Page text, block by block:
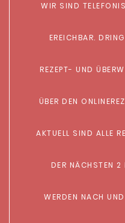
WIR SIND
EREICHBAR.
REZEPT- UND
ÜBER DEN
AKTUELL SIND ALLE
DER NÄCHSTEN 2
WERDEN NACH